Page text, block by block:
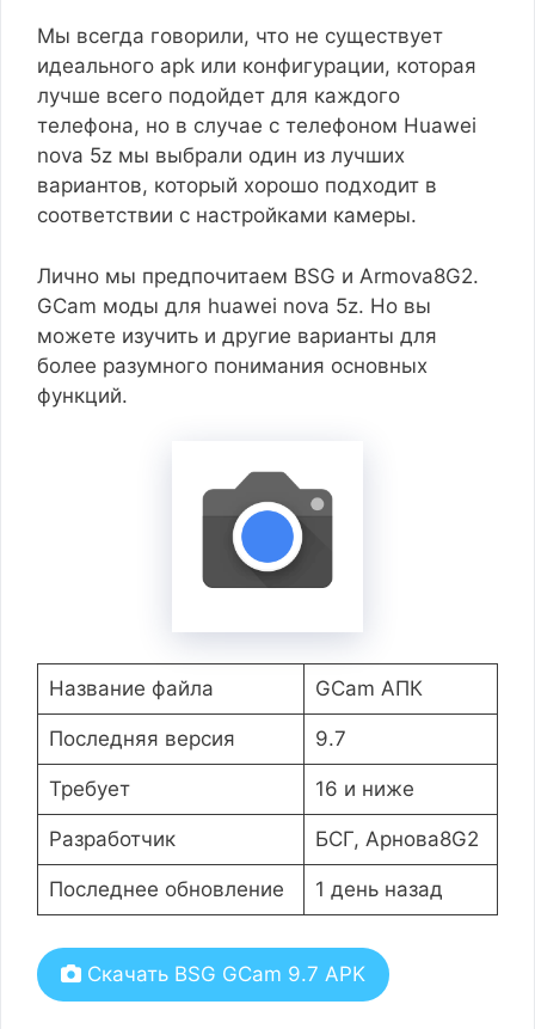
Мы всегда говорили, что не существует
идеального apk или конфигурации, которая
лучше всего подойдет для каждого
телефона, но в случае с телефоном Huawei
nova 5z мы выбрали один из лучших
вариантов, который хорошо подходит в
соответствии с настройками камеры.
Лично мы предпочитаем BSG и Armova8G2.
GCam моды для huawei nova 5z. Но вы
можете изучить и другие варианты для
более разумного понимания основных
функций.
Название файла GCam АПК
Последняя версия 9.7
Требует 16 и ниже
Разработчик БСГ, Арнова8G2
Последнее обновление 1 день назад
Скачать BSG GCam 9.7 APK